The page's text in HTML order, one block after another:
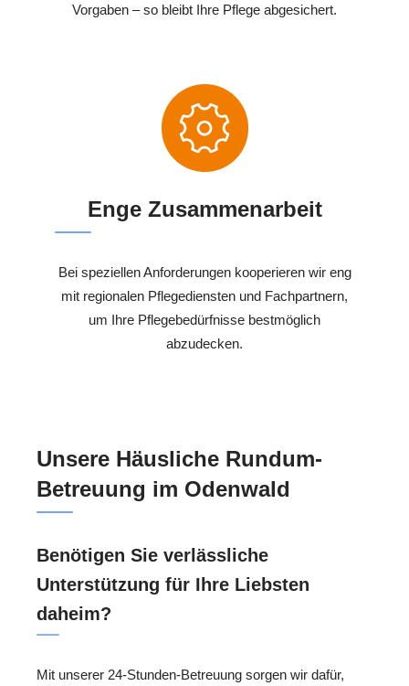
Vorgaben – so bleibt Ihre Pflege abgesichert.
Enge Zusammenarbeit
Bei speziellen Anforderungen kooperieren wir eng
mit regionalen Pflegediensten und Fachpartnern,
um Ihre Pflegebedürfnisse bestmöglich
abzudecken.
Unsere Häusliche Rundum-
Betreuung im Odenwald
Benötigen Sie verlässliche
Unterstützung für Ihre Liebsten
daheim?
Mit unserer 24-Stunden-Betreuung sorgen wir dafür,